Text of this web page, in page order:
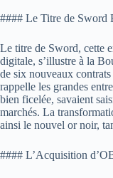
#### Le Titre de Sword
Le titre de Sword, cette
digitale, s’illustre à la
de six nouveaux
rappelle les grandes
bien ficelée, savaient
marchés. La
ainsi le nouvel or noir,
#### L’Acquisition